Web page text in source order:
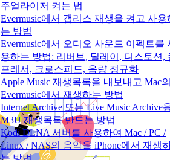
주얼라이저 켜는 법
Evermusic에서 갭리스 재생을 켜고 사용
는 방법
Evermusic에서 오디오 사운드 이펙트를
용하는 방법: 리버브, 딜레이, 디스토션,
프레서, 크로스피드, 음량 정규화
Apple Music 재생목록을 내보내고 Mac
Evermusic에서 재생하는 방법
Internet Archive 또는 Live Music Archive
M3U 재생목록 만드는 방법
Kodi DLNA 서버를 사용하여 Mac / PC /
Linux / NAS의 음악을 iPhone에서 재생
는 방법